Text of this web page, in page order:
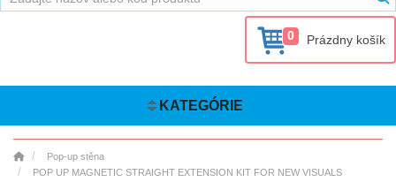
0 Prázdny košík
KATEGÓRIE
Pop-up stěna
POP UP MAGNETIC STRAIGHT EXTENSION KIT FOR NEW VISUALS